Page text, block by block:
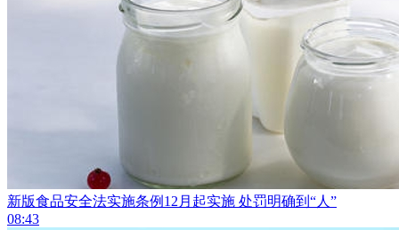
新版食品安全法实施条例12月起实施 处罚明确到“人”
08:43